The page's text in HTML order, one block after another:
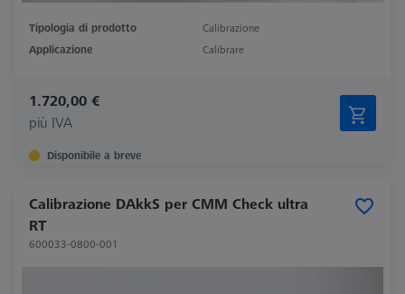
Tipologia di prodotto
Calibrazione
Applicazione
Calibrare
1.720,00 €
più IVA
Disponibile a breve
Calibrazione DAkkS per CMM Check ultra
RT
600033-0800-001